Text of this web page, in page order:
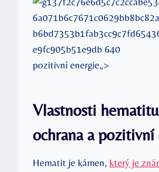
pozitivní energie„>
Vlastnosti
ochrana a pozitivní
Hematit je kámen, který je